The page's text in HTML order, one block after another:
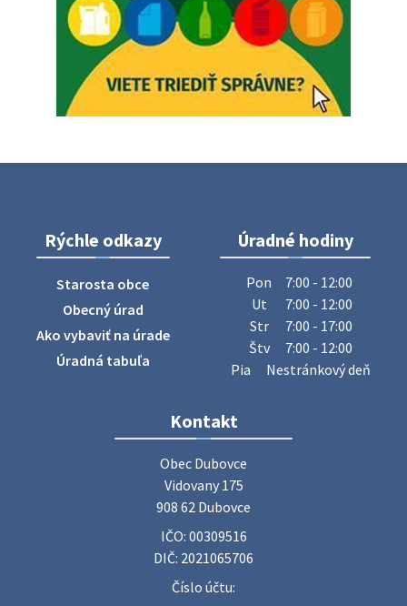
Na úradnej tabuli je nová výveska. https://dubovce.sk?
p=16556
28. júla 2026 10:49
ZBER ŽELEZA
Zájazd do Veľkého Medera
Základná organizácia Únie žien Slovenska Dubovce
srdečne pozýva svoje členky, ich rodinných príslušníkov aj
priateľov na jednodňový zájazd na termálne kúpalisko
Veľký Meder, ktorý …
Poradne komplexnej pomoci
Poradne komplexnej pomoci ponúkajú bezplatné a
diskrétne komplexné odborné poradenstvo. Tím
odborníkov Vám pomôžte nájsť riešenie v piatich kľúčových
oblastiach: právo rodina a v…
Voľby do orgánov samosprávnych krajov 2026 -
Rýchle odkazy
Starosta obce
Obecný úrad
Ako vybaviť na úrade
Úradná tabuľa
Úradné hodiny
Pon
7:00 - 12:00
Ut
7:00 - 12:00
Str
7:00 - 17:00
Štv
7:00 - 12:00
Pia
Nestránkový deň
Kontakt
Obec Dubovce
Vidovany 175
908 62 Dubovce
IČO: 00309516
DIČ: 2021065706
Číslo účtu: